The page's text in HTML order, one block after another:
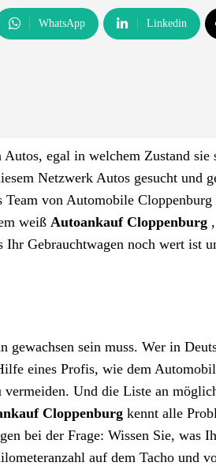
WhatsApp Linkedin
Autos, egal in welchem Zustand sie
Netzwerk Autos gesucht und
von Automobile
weiß Autoankauf Cloppenburg
Gebrauchtwagen noch wert ist
gewachsen sein muss. Wer in
eines Profis, wie dem
Und die Liste an
Cloppenburg kennt alle
bei der Frage: Wissen Sie, was
auf dem Tacho und